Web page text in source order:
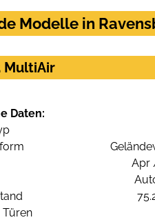
Modelle in
MultiAir
Daten:
Apr
Türen